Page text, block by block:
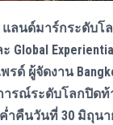
ลนด์มาร์กระดับโ
Global
ด์ ผู้จัดงาน
ารณ์ระดับโลกปิดท้
ำคืนวันที่ 30 มิถุนา